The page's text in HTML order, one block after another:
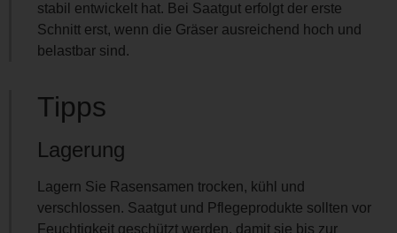
stabil entwickelt hat. Bei Saatgut erfolgt der erste
Schnitt erst, wenn die Gräser ausreichend hoch und
belastbar sind.
Tipps
Lagerung
Lagern Sie Rasensamen trocken, kühl und
verschlossen. Saatgut und Pflegeprodukte sollten vor
Feuchtigkeit geschützt werden, damit sie bis zur